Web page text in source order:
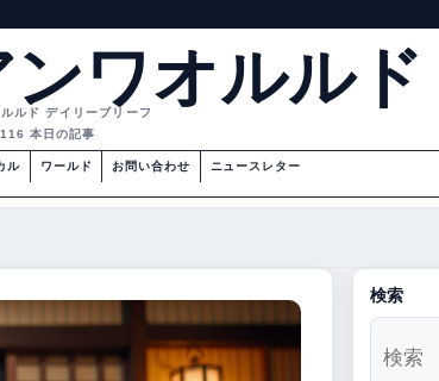
ワオルルド
ルド デイリーブリーフ
16 本日の記事
ル ワールド お問い合わせ ニュースレター
検索